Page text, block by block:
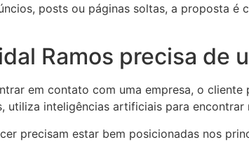
posts ou páginas soltas, a proposta
Ramos precisa
em contato com uma empresa, o
utiliza inteligências artificiais para
precisam estar bem posicionadas nos